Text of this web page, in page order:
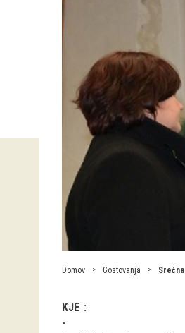
Domov Gostovanja
KJE